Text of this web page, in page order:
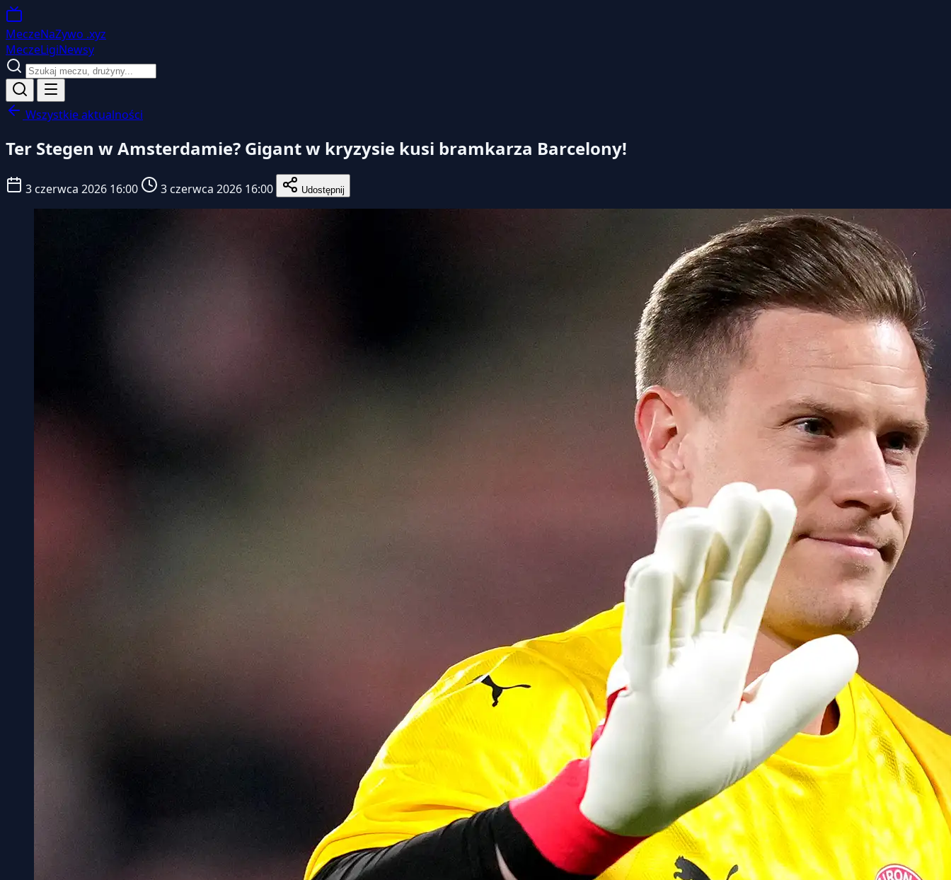
MeczeNaZywo .xyz
MeczeLigiNewsy
Wszystkie aktualności
Ter Stegen w Amsterdamie? Gigant w kryzysie kusi bramkarza Barcelony!
3 czerwca 2026 16:00 3 czerwca 2026 16:00 Udostępnij